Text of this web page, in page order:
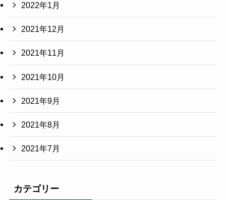
2022年1月
2021年12月
2021年11月
2021年10月
2021年9月
2021年8月
2021年7月
カテゴリー